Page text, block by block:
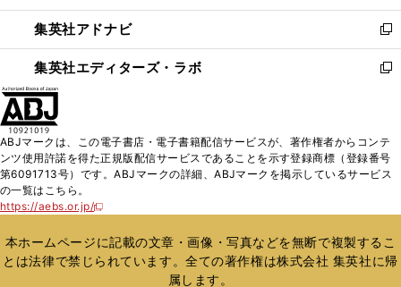
開
く
ウ
で
開
く
ン
ド
ウ
で
ウ
ィ
ン
ド
く
集英社アドナビ
新
し
い
ド
ウ
で
集英社エディターズ・ラボ
新
ィ
ン
ド
開
く
ABJマークは、この電子書店・電子書籍配信サービスが、著作権者からコンテ
ンツ使用許諾を得た正規版配信サービスであることを示す登録商標（登録番号
第6091713号）です。ABJマークの詳細、ABJマークを掲示しているサービス
の一覧はこちら。
https://aebs.or.jp/
新
い
ウ
ィ
本ホームページに記載の文章・画像・写真などを無断で複製するこ
とは法律で禁じられています。全ての著作権は株式会社 集英社に帰
属します。